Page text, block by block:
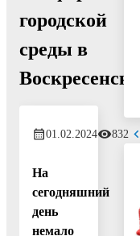
городской
среды в
Воскресенске
01.02.2024 832
На
сегодняшний
день
немало